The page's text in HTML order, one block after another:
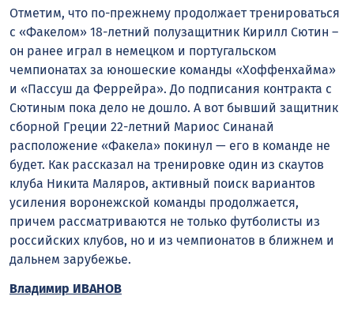
Отметим, что по-прежнему продолжает тренироваться
с «Факелом» 18-летний полузащитник Кирилл Сютин –
он ранее играл в немецком и португальском
чемпионатах за юношеские команды «Хоффенхайма»
и «Пассуш да Феррейра». До подписания контракта с
Сютиным пока дело не дошло. А вот бывший защитник
сборной Греции 22-летний Мариос Синанай
расположение «Факела» покинул — его в команде не
будет. Как рассказал на тренировке один из скаутов
клуба Никита Маляров, активный поиск вариантов
усиления воронежской команды продолжается,
причем рассматриваются не только футболисты из
российских клубов, но и из чемпионатов в ближнем и
дальнем зарубежье.
Владимир ИВАНОВ